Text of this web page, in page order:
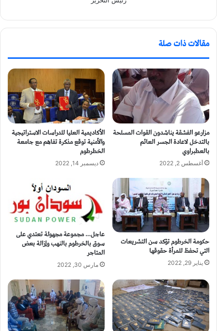
مقالات ذات صلة
مزارعو الفشقة يناشدون القوات المسلحة
بالتدخل لاعادة الجسر العائم
بالعطبراوي
أغسطس 2, 2022
الأكاديمية العليا للدراسات الاستراتيجية
والأمنية توقع مذكرة تفاهم مع جامعة
الخطرطوم
ديسمبر 14, 2022
حكومة الخرطوم تؤكد سن التشريعات
التي تحفظ للمرأة حقوقها
يناير 29, 2022
عاجل… مجموعة مجهولة تعتدي على
سوق بالخرطوم بالنهب وإزالة بعض
المتاجر
مارس 30, 2022